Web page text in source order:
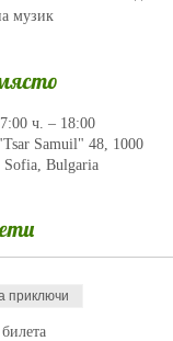
музик
ч. – 18:00
Samuil" 48, 1000
Bulgaria
приключи